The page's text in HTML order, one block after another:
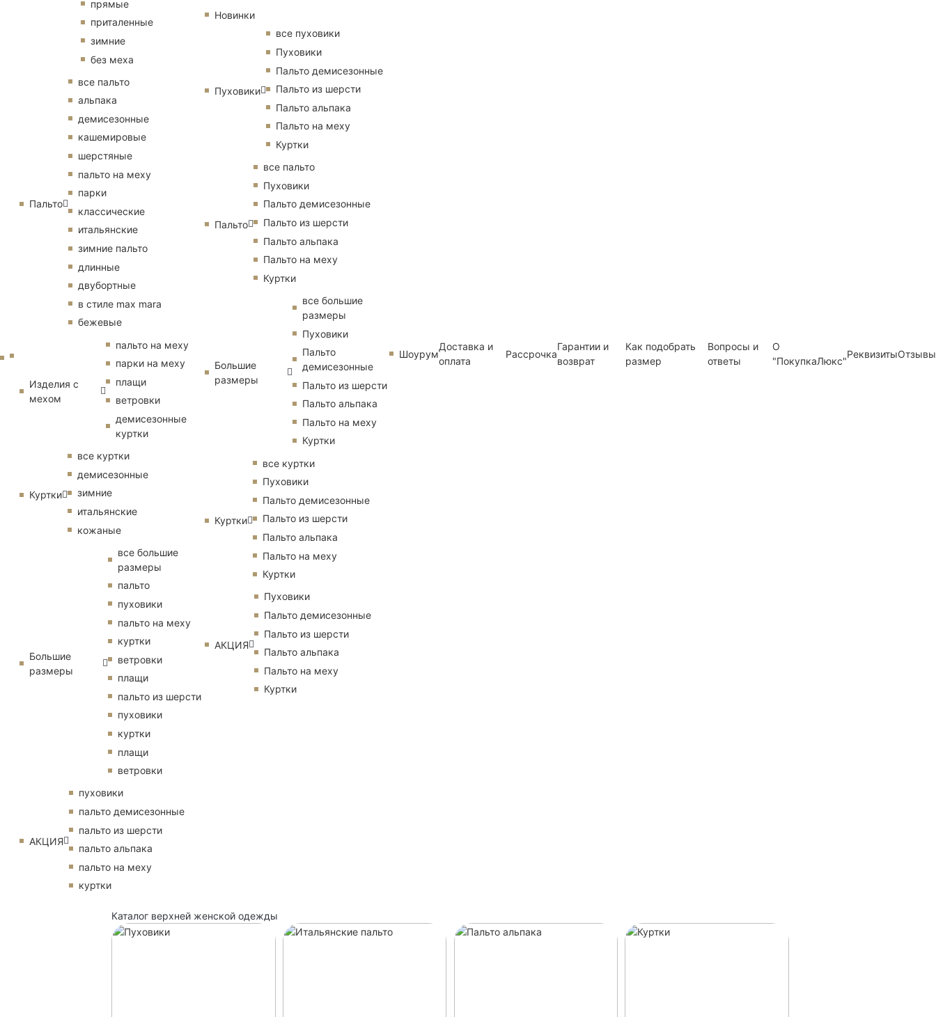
прямые
приталенные
зимние
без меха
Пальто
все пальто
альпака
демисезонные
кашемировые
шерстяные
пальто на меху
парки
классические
итальянские
зимние пальто
длинные
двубортные
в стиле max mara
бежевые
Изделия с
мехом
пальто на меху
парки на меху
плащи
ветровки
демисезонные
куртки
Куртки
все куртки
демисезонные
зимние
итальянские
кожаные
Большие
размеры
все большие
размеры
пальто
пуховики
пальто на меху
куртки
ветровки
плащи
пальто из шерсти
пуховики
куртки
плащи
ветровки
АКЦИЯ
пуховики
пальто демисезонные
пальто из шерсти
пальто альпака
пальто на меху
куртки
Новинки
Пуховики
все пуховики
Пуховики
Пальто демисезонные
Пальто из шерсти
Пальто альпака
Пальто на меху
Куртки
Пальто
все пальто
Пуховики
Пальто демисезонные
Пальто из шерсти
Пальто альпака
Пальто на меху
Куртки
Большие
размеры
все большие
размеры
Пуховики
Пальто
демисезонные
Пальто из шерсти
Пальто альпака
Пальто на меху
Куртки
Куртки
все куртки
Пуховики
Пальто демисезонные
Пальто из шерсти
Пальто альпака
Пальто на меху
Куртки
АКЦИЯ
Пуховики
Пальто демисезонные
Пальто из шерсти
Пальто альпака
Пальто на меху
Куртки
Шоурум
Доставка и
оплата
Рассрочка
Гарантии и
возврат
Как подобрать
размер
Вопросы и
ответы
О
"ПокупкаЛюкс"
РеквизитыОтзывы
Каталог верхней женской одежды